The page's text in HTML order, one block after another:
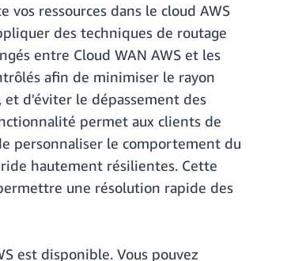
ressources dans le cloud AWS
des techniques de routage
entre Cloud WAN AWS et les
afin de minimiser le rayon
d'éviter le dépassement des
permet aux clients de
personnaliser le comportement du
hautement résilientes. Cette
une résolution rapide des
est disponible. Vous pouvez